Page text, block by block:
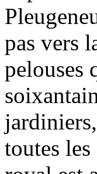
pas vers
pelouses
toutes